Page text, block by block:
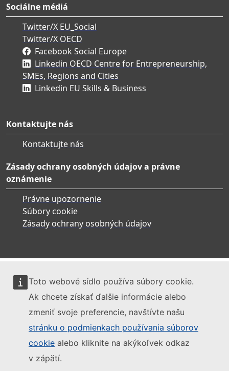
Toto webové sídlo používa súbory cookie.
Ak chcete získať ďalšie informácie alebo
zmeniť svoje preferencie, navštívte našu
stránku o podmienkach používania súborov
cookie alebo kliknite na akýkoľvek odkaz
v zápätí.
Sociálne médiá
Twitter/X EU_Social
Twitter/X OECD
Facebook Social Europe
Linkedin OECD Centre for Entrepreneurship,
SMEs, Regions and Cities
Linkedin EU Skills & Business
Kontaktujte nás
Kontaktujte nás
Zásady ochrany osobných údajov a právne
oznámenie
Právne upozornenie
Súbory cookie
Zásady ochrany osobných údajov